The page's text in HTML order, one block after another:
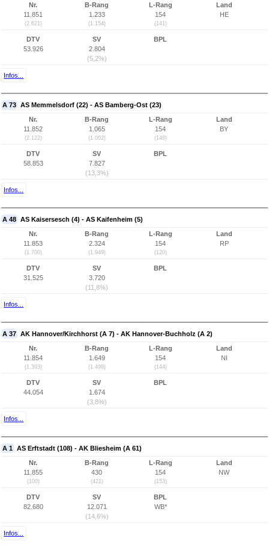
Nr.
11.851
(2.621)
B-Rang
1.233
(1.154)
L-Rang
154
(141)
Land
HE
DTV
53.926
SV
2.804
(5,2%)
BPL
Infos...
A 73 AS Memmelsdorf (22) - AS Bamberg-Ost (23)
Nr.
11.852
(2.122)
B-Rang
1.065
(1.002)
L-Rang
154
(148)
Land
BY
DTV
58.853
SV
7.827
(13,3%)
BPL
Infos...
A 48 AS Kaisersesch (4) - AS Kaifenheim (5)
Nr.
11.853
(1.700)
B-Rang
2.324
(1.949)
L-Rang
154
(120)
Land
RP
DTV
31.525
SV
3.720
(11,8%)
BPL
Infos...
A 37 AK Hannover/Kirchhorst (A 7) - AK Hannover-Buchholz (A 2)
Nr.
11.854
(1.393)
B-Rang
1.649
(1.499)
L-Rang
154
(144)
Land
NI
DTV
44.054
SV
1.674
(3,8%)
BPL
Infos...
A 1 AS Erftstadt (108) - AK Bliesheim (A 61)
Nr.
11.855
(100)
B-Rang
430
(421)
L-Rang
154
(153)
Land
NW
DTV
82.680
SV
12.071
(14,6%)
BPL
WB*
Infos...